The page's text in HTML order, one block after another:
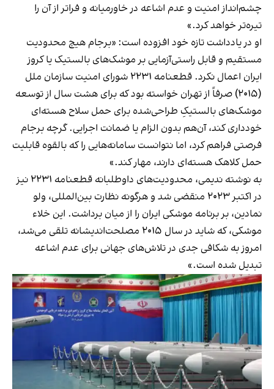
چشم‌انداز امنیت و عدم اشاعه در خاورمیانه و فراتر از آن را
تیره‌تر خواهد کرد.»
او در یادداشت تازه خود افزوده است: «برجام هیچ محدودیت
مستقیم و قابل راستی‌آزمایی بر موشک‌های بالستیک یا کروز
ایران اعمال نکرد. قطعنامه ۲۲۳۱ شورای امنیت سازمان ملل
(۲۰۱۵) صرفاً از تهران خواسته بود که برای هشت سال از توسعه
موشک‌های بالستیکِ طراحی‌شده برای حمل سلاح هسته‌ای
خودداری کند، آن‌هم بدون الزام یا ضمانت اجرایی. گرچه برجام
فرصتی فراهم کرد، اما نتوانست سامانه‌هایی را که بالقوه قابلیت
حمل کلاهک هسته‌ای دارند، مهار کند.»
به نوشته ندیمی،‌ محدودیت‌های داوطلبانه قطعنامه ۲۲۳۱ نیز
در اکتبر ۲۰۲۳ منقضی شد و هرگونه نظارت بین‌المللی، ولو
نمادین، بر برنامه موشکی ایران را از میان برداشت. این خلاء
موشکی، که شاید در سال ۲۰۱۵ مصلحت‌اندیشانه تلقی می‌شد،
امروز به شکافی جدی در تلاش‌های جهانی برای عدم اشاعه
تبدیل شده است.»